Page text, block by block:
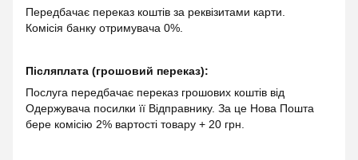
Передбачає переказ коштів за реквізитами карти.
Комісія банку отримувача 0%.
Післяплата (грошовий переказ):
Послуга передбачає переказ грошових коштів від
Одержувача посилки її Відправнику. За це Нова Пошта
бере комісію 2% вартості товару + 20 грн.